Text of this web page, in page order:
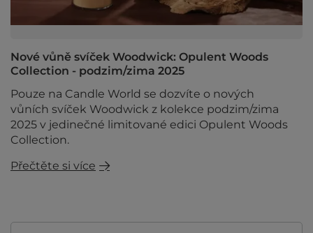
Nové vůně svíček Woodwick: Opulent Woods
Collection - podzim/zima 2025
Pouze na Candle World se dozvíte o nových
vůních svíček Woodwick z kolekce podzim/zima
2025 v jedinečné limitované edici Opulent Woods
Collection.
Přečtěte si více